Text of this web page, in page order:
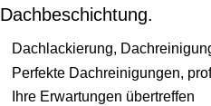
Dachbeschichtung.
Dachlackierung,
Perfekte Dachreinigungen,
Ihre Erwartungen übertreffen